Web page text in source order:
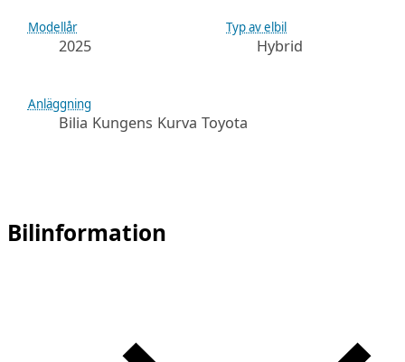
Modellår
2025
Typ av elbil
Hybrid
Anläggning
Bilia Kungens Kurva Toyota
Bilinformation